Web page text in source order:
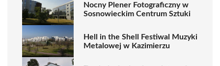
Nocny Plener Fotograficzny w
Sosnowieckim Centrum Sztuki
Hell in the Shell Festiwal Muzyki
Metalowej w Kazimierzu